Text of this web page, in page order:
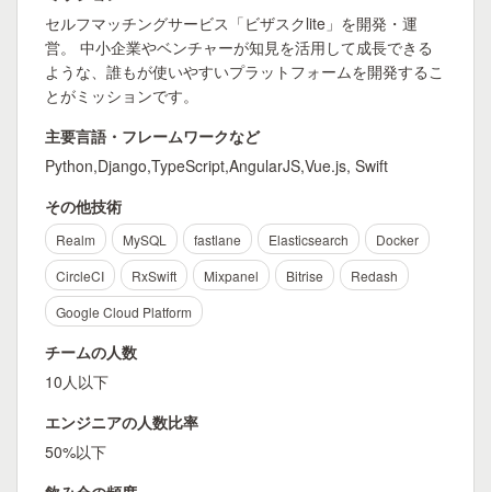
セルフマッチングサービス「ビザスクlite」を開発・運
営。 中小企業やベンチャーが知見を活用して成長できる
ような、誰もが使いやすいプラットフォームを開発するこ
とがミッションです。
主要言語・フレームワークなど
Python,Django,TypeScript,AngularJS,Vue.js, Swift
その他技術
Realm MySQL fastlane Elasticsearch
Docker
CircleCI
RxSwift Mixpanel Bitrise
Redash
Google Cloud Platform
チームの人数
10人以下
エンジニアの人数比率
50%以下